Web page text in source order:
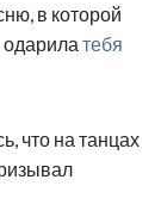
в которой
одарила тебя
что на танцах